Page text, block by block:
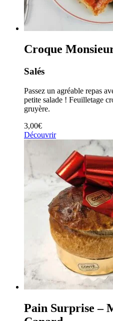
Croque
Salés
Passez un agréable repas
petite salade ! Feuilletage
gruyère.
3,00€
Découvrir
Pain Surprise –